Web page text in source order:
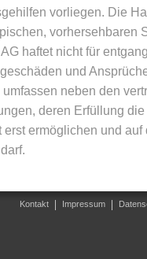
vorliegen. Die
vorhersehbaren
haftet nicht für
und
neben den
deren Erfüllung
erst ermöglichen und
Kontakt Impressum